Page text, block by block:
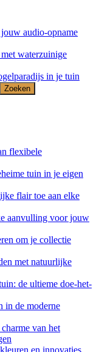
audio-opname
waterzuinige
in je tuin
flexibele
tuin in je eigen
flair toe aan elke
aanvulling voor jouw
om je collectie
met natuurlijke
de ultieme doe-het-
in de moderne
van het